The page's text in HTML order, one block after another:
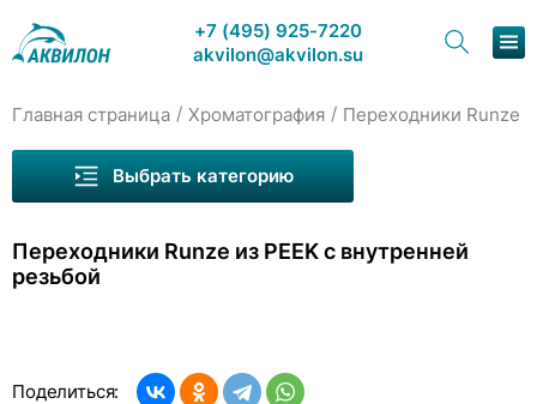
+7 (495) 925-7220
akvilon@akvilon.su
Решения
Главная страница / Хроматография / Переходники Runze
Переходники Runze из PEEK с внутренней
резьбой
Выбрать категорию
Капилляры Runze
Поделиться: